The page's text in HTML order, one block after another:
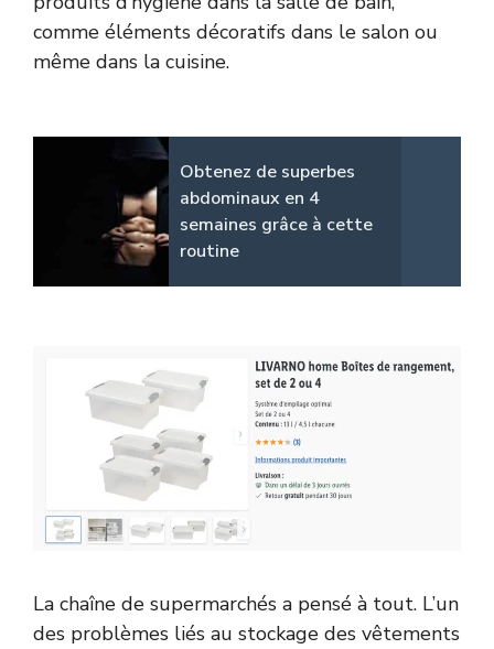
comme éléments décoratifs dans le salon ou
même dans la cuisine.
Obtenez de superbes
abdominaux en 4
semaines grâce à cette
routine
La chaîne de supermarchés a pensé à tout. L’un
des problèmes liés au stockage des vêtements